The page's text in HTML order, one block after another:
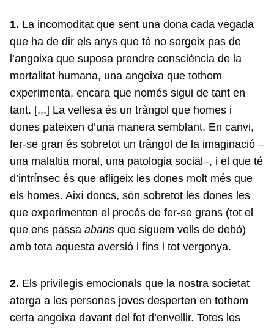
1. La incomoditat que sent una dona cada vegada
que ha de dir els anys que té no sorgeix pas de
l’angoixa que suposa prendre consciència de la
mortalitat humana, una angoixa que tothom
experimenta, encara que només sigui de tant en
tant. [...] La vellesa és un tràngol que homes i
dones pateixen d’una manera semblant. En canvi,
fer-se gran és sobretot un tràngol de la imaginació –
una malaltia moral, una patologia social–, i el que té
d’intrínsec és que afligeix les dones molt més que
els homes. Així doncs, són sobretot les dones les
que experimenten el procés de fer-se grans (tot el
que ens passa abans que siguem vells de debò)
amb tota aquesta aversió i fins i tot vergonya.
2. Els privilegis emocionals que la nostra societat
atorga a les persones joves desperten en tothom
certa angoixa davant del fet d’envellir. Totes les